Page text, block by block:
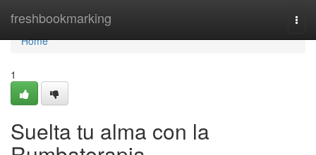
freshbookmarking
Home
Home
1
Suelta tu alma con la